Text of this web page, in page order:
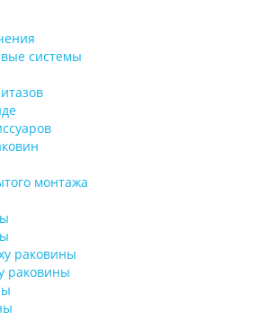
системы
монтажа
раковины
раковины